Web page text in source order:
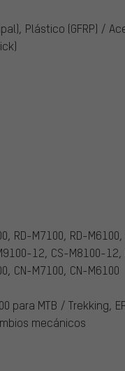
Plástico (GFRP) /
RD-M7100, RD-
12, CS-M8100-
CN-M7100, CN-M6100
para MTB / Trekking,
mecánicos